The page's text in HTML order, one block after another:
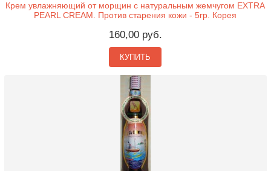
Крем увлажняющий от морщин с натуральным жемчугом EXTRA
PEARL CREAM. Против старения кожи - 5гр. Корея
160,00 руб.
КУПИТЬ